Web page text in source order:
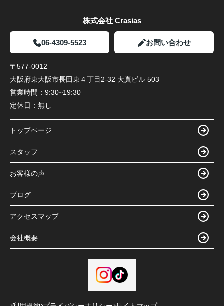
株式会社 Crasias
06-4309-5523 お問い合わせ
〒577-0012
大阪府東大阪市長田東４丁目2-32 大真ビル 503
営業時間： 9:30~19:30
定休日： 無し
トップページ
スタッフ
お客様の声
ブログ
アクセスマップ
会社概要